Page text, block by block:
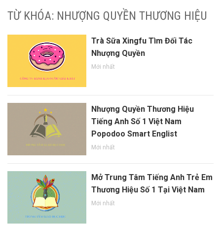
TỪ KHÓA: NHƯỢNG QUYỀN THƯƠNG HIỆU
Trà Sữa Xingfu Tìm Đối Tác
Nhượng Quyền
Mới nhất
Nhượng Quyền Thương Hiệu
Tiếng Anh Số 1 Việt Nam
Popodoo Smart Englist
Mới nhất
Mở Trung Tâm Tiếng Anh Trẻ Em
Thương Hiệu Số 1 Tại Việt Nam
Mới nhất